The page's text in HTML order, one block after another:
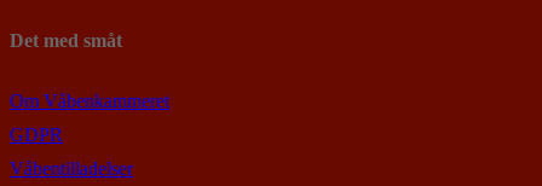
Det med småt
Om Våbenkammeret
GDPR
Våbentilladelser